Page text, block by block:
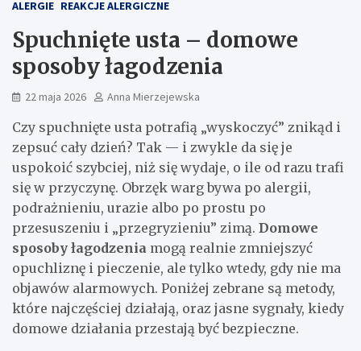
ALERGIE REAKCJE ALERGICZNE
Spuchnięte usta – domowe
sposoby łagodzenia
22 maja 2026 Anna Mierzejewska
Czy spuchnięte usta potrafią „wyskoczyć” znikąd i
zepsuć cały dzień? Tak — i zwykle da się je
uspokoić szybciej, niż się wydaje, o ile od razu trafi
się w przyczynę. Obrzęk warg bywa po alergii,
podrażnieniu, urazie albo po prostu po
przesuszeniu i „przegryzieniu” zimą. Domowe
sposoby łagodzenia mogą realnie zmniejszyć
opuchliznę i pieczenie, ale tylko wtedy, gdy nie ma
objawów alarmowych. Poniżej zebrane są metody,
które najczęściej działają, oraz jasne sygnały, kiedy
domowe działania przestają być bezpieczne.